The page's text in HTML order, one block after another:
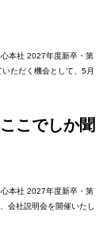
本社 2027年度新卒・第
ただく機会として、5月
こでしか聞
本社 2027年度新卒・第
会社説明会を開催いたし